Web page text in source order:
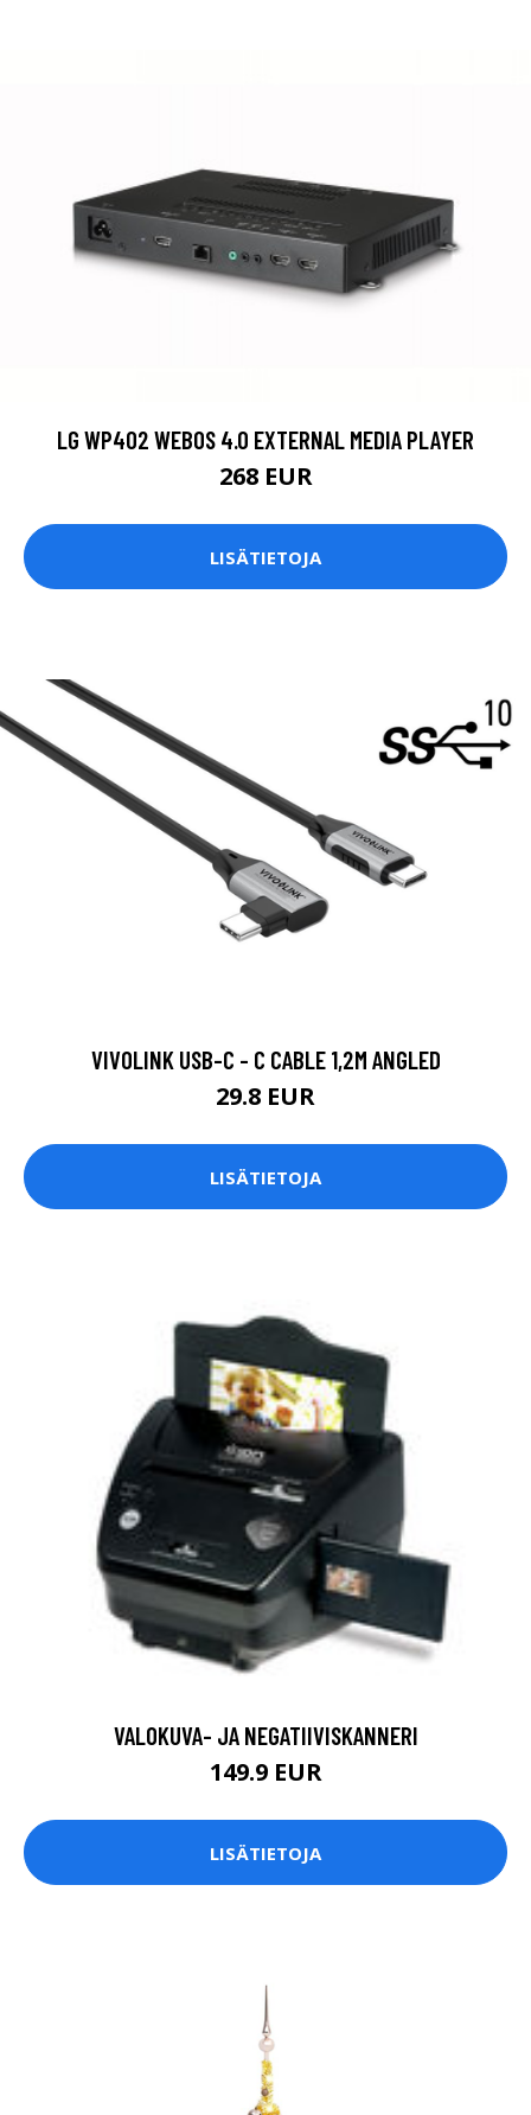
LG WP402 WEBOS 4.0 EXTERNAL MEDIA PLAYER
268 EUR
LISÄTIETOJA
VIVOLINK USB-C - C CABLE 1,2M ANGLED
29.8 EUR
LISÄTIETOJA
VALOKUVA- JA NEGATIIVISKANNERI
149.9 EUR
LISÄTIETOJA